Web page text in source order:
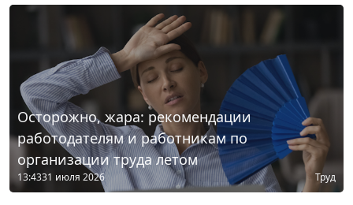
Осторожно, жара: рекомендации
работодателям и работникам по
организации труда летом
13:4331 июля 2026 Труд